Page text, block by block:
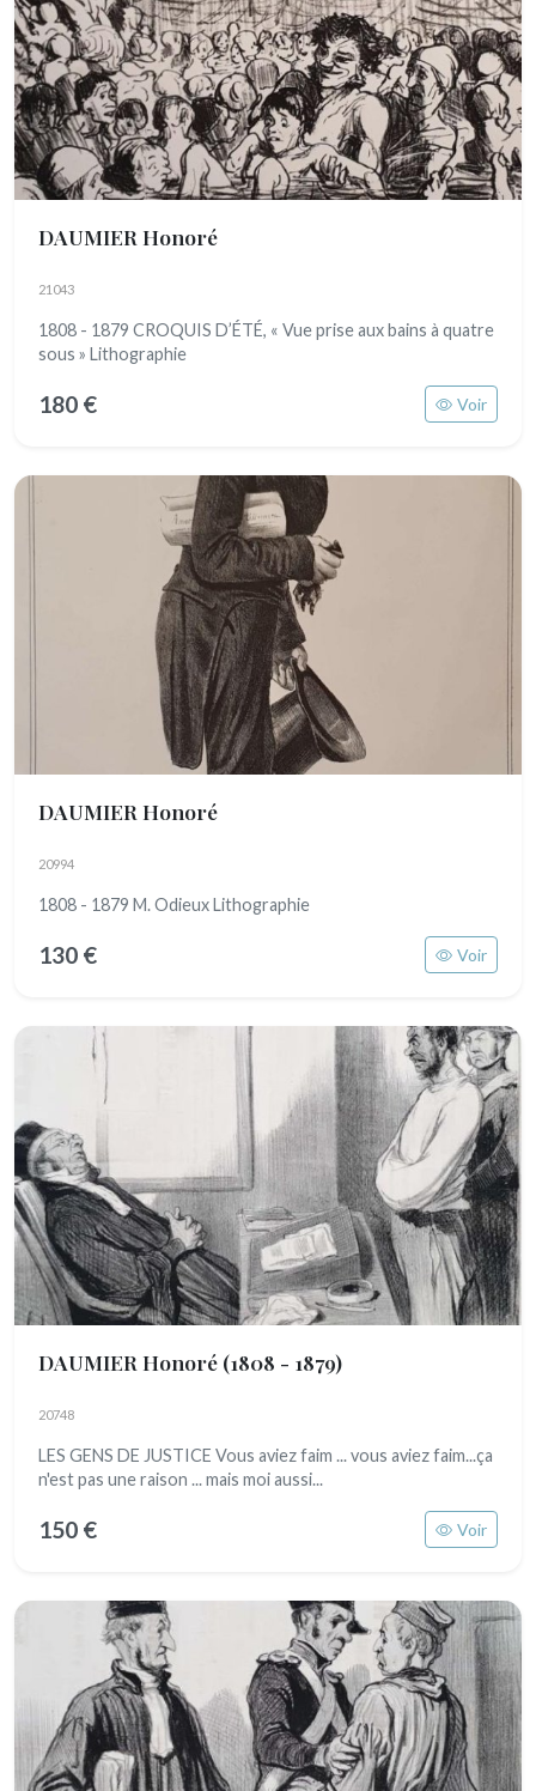
DAUMIER Honoré
21043
1808 - 1879 CROQUIS D’ÉTÉ, « Vue prise aux bains à quatre
sous » Lithographie
180 € Voir
DAUMIER Honoré
20994
1808 - 1879 M. Odieux Lithographie
130 € Voir
DAUMIER Honoré (1808 - 1879)
20748
LES GENS DE JUSTICE Vous aviez faim ... vous aviez faim...ça
n'est pas une raison ... mais moi aussi...
150 € Voir